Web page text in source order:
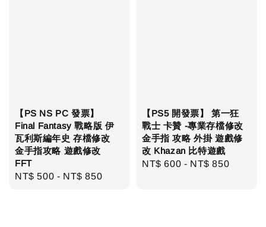
【PS NS PC 發票】
Final Fantasy 戰略版 伊
瓦利斯編年史 存檔修改
金手指攻略 遊戲修改
FFT
Regular
NT$ 500 - NT$ 850
【PS5 開發票】 第一狂
戰士 卡贊 -專業存檔修改
金手指 攻略 外掛 遊戲修
改 Khazan 比特遊戲
Regular
NT$ 600 - NT$ 850